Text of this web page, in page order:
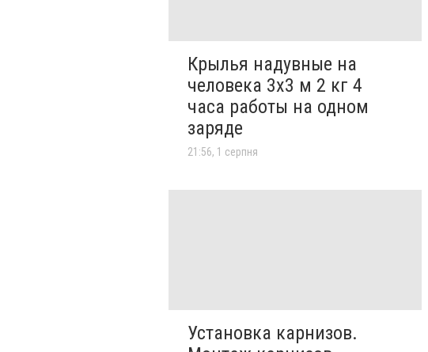
Крылья надувные на
человека 3х3 м 2 кг 4
часа работы на одном
заряде
21:56, 1 серпня
Установка карнизов.